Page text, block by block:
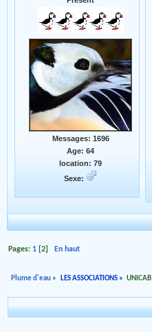
Messages: 1696
Age: 64
location: 79
Sexe:
Pages: 1 [2]
En haut
Plume d'eau » LES ASSOCIATIONS» UNICAB